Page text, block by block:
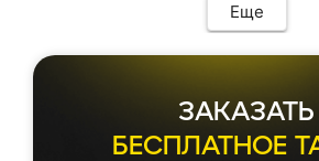
Еще
ЗАКАЗАТЬ
БЕСПЛАТНОЕ